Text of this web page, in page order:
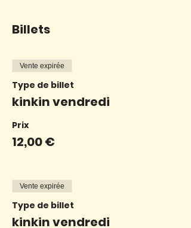
Billets
Vente expirée
Type de billet
kinkin vendredi
Prix
12,00 €
Vente expirée
Type de billet
kinkin vendredi